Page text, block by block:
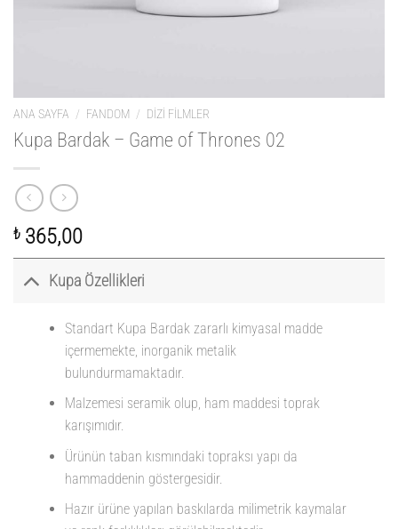
ANA SAYFA / FANDOM / DIZI FILMLER
Kupa Bardak – Game of Thrones 02
₺ 365,00
Kupa Özellikleri
Standart Kupa Bardak zararlı kimyasal madde
içermemekte, inorganik metalik
bulundurmamaktadır.
Malzemesi seramik olup, ham maddesi toprak
karışımıdır.
Ürünün taban kısmındaki topraksı yapı da
hammaddenin göstergesidir.
Hazır ürüne yapılan baskılarda milimetrik kaymalar